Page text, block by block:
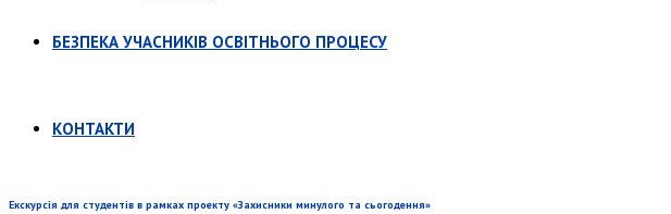
БЕЗПЕКА УЧАСНИКІВ ОСВІТНЬОГО ПРОЦЕСУ
КОНТАКТИ
Екскурсія для студентів в рамках проекту «Захисники минулого та сьогодення»